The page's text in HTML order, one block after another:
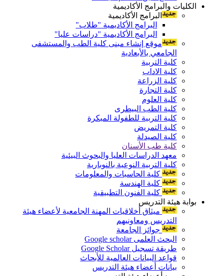
الكليات والبرامج الأكاديمية
البرامج الأكاديمية
البرامج الأكاديمية "طلاب"
البرامج الأكاديمية "دراسات عليا"
موقع إنشاء مبنى كلية الطب والمستشفى
الجامعي بالأبعادية
كلية التربية
كلية الاداب
كلية الزراعة
كلية التجارة
كلية العلوم
كلية الطب البيطرى
كلية التربية للطفولة المبكرة
كلية التمريض
كلية الصيدلة
كلية طب الأسنان
معهد الدراسات العليا والبحوث البيئية
كلية التربية النوعية بالنوبارية
كلية الحاسبات والمعلومات
كلية الهندسة
كلية الفنون التطبيقية
بوابة هيئة التدريس
ميثاق أخلاقيات المهنة الجامعية لأعضاء هيئة
التدريس ومعاونيهم
جوائز الجامعة
البحث العلمى Google scholar
طريقة تسجيل Google Scholar
قواعد البيانات العالمية للأبحاث
بيانات أعضاء هيئة التدريس